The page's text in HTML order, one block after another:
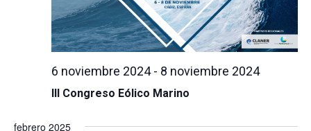
III Congreso Eólico Marino
6 noviembre 2024- 8 noviembre 2024
febrero 2025